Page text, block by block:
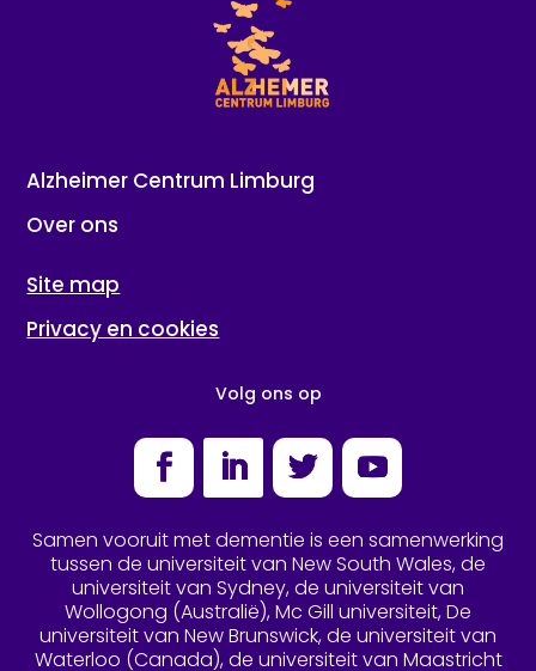
Alzheimer Centrum Limburg
Over ons
Site map
Privacy en cookies
Volg ons op
Samen vooruit met dementie is een samenwerking
tussen de universiteit van New South Wales, de
universiteit van Sydney, de universiteit van
Wollogong (Australië), Mc Gill universiteit, De
universiteit van New Brunswick, de universiteit van
Waterloo (Canada), de universiteit van Maastricht